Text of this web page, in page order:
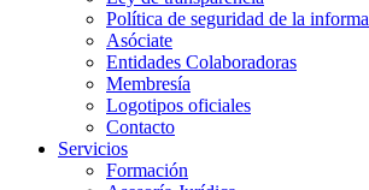
Política de seguridad de la
Asóciate
Entidades Colaboradoras
Membresía
Logotipos oficiales
Contacto
Servicios
Formación